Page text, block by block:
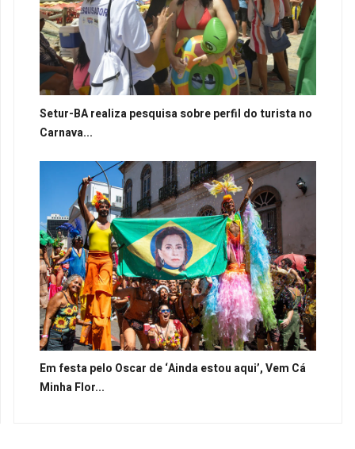
Setur-BA realiza pesquisa sobre perfil do turista no
Carnava...
Em festa pelo Oscar de ‘Ainda estou aqui’, Vem Cá
Minha Flor...